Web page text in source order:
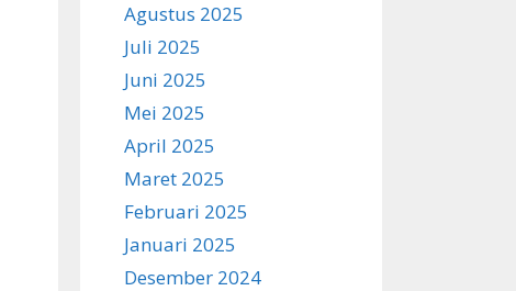
Agustus 2025
Juli 2025
Juni 2025
Mei 2025
April 2025
Maret 2025
Februari 2025
Januari 2025
Desember 2024